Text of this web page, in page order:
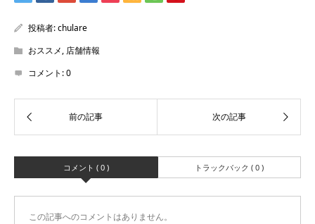
投稿者:chulare
おススメ, 店舗情報
コメント:0
コメント ( 0 ) トラックバック ( 0 )
この記事へのコメントはありません。